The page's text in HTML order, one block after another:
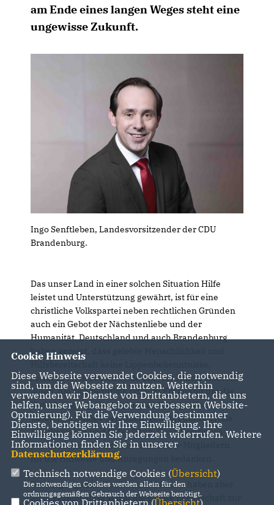
am Ende eines langen Weges steht eine
ungewisse Zukunft.
Ingo Senftleben, Landesvorsitzender der CDU
Brandenburg.
Das unser Land in einer solchen Situation Hilfe
leistet und Unterstützung gewährt, ist für eine
christliche Volkspartei neben rechtlichen Gründen
auch ein Gebot der Nächstenliebe und der
Humanität. Deutschland und auch Brandenburg
haben gezeigt, dass gelebte Menschlichkeit und
sondern feste Bestandteile unserer Kultur sind. All
jenen, die sich beruflich oder im Ehrenamt um die
Unterbringung, Versorgung und Integration der
vielen Flüchtlinge bemühen, gebührt daher große
Anerkennung und tiefer Dank. Ganz persönlich
möchte ich mich auch bei vielen CDU-Mitgliedern
für die Hinweise und Anregungen bedanken.
Die vergangenen Wochen und Monate haben aber
auch gezeigt, dass selbst die größte Bereitschaft zur
Cookie Hinweis
Diese Webseite verwendet Cookies, die notwendig
sind, um die Webseite zu nutzen. Weiterhin
verwenden wir Dienste von Drittanbietern, die uns
helfen, unser Webangebot zu verbessern (Website-
Optmierung). Für die Verwendung bestimmter
Dienste, benötigen wir Ihre Einwilligung. Ihre
Einwilligung können Sie jederzeit widerrufen. Weitere
Informationen finden Sie in unserer
Datenschutzerklärung.
Technisch notwendige Cookies (Übersicht)
Die notwendigen Cookies werden allein für den
ordnungsgemäßen Gebrauch der Webseite benötigt.
Cookies von Drittanbietern (Übersicht)